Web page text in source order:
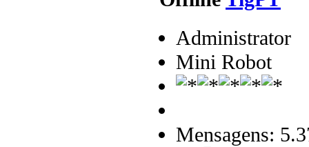
Administrator
Mini Robot
Mensagens: